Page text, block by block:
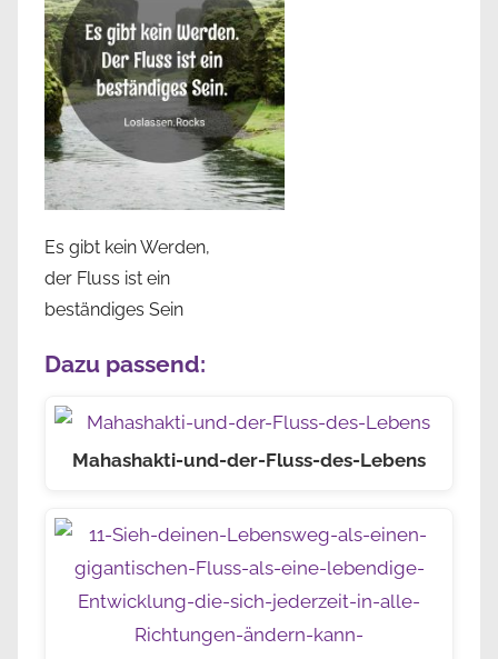
Es gibt kein Werden,
der Fluss ist ein
beständiges Sein
Dazu passend:
Mahashakti-und-der-Fluss-des-Lebens